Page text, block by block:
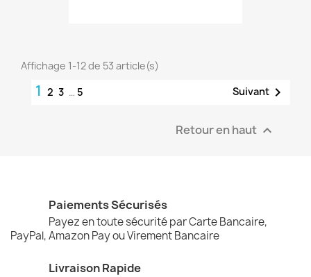
Affichage 1-12 de 53 article(s)
1 2 3 … 5 Suivant 
Retour en haut 
Paiements Sécurisés
Payez en toute sécurité par Carte Bancaire,
PayPal, Amazon Pay ou Virement Bancaire
Livraison Rapide